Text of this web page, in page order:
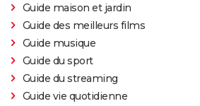
Guide maison et jardin
Guide des meilleurs films
Guide musique
Guide du sport
Guide du streaming
Guide vie quotidienne